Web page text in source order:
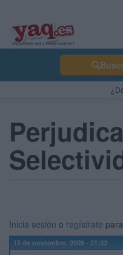
Inicia sesión o regístrate
15 de noviembre, 2009 - 21:32